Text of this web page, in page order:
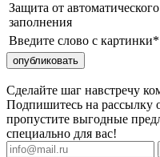
Защита от автоматического
заполнения
Введите слово с картинки*
Сделайте шаг навстречу
Подпишитесь на рассылку
пропустите выгодные
специально для вас!